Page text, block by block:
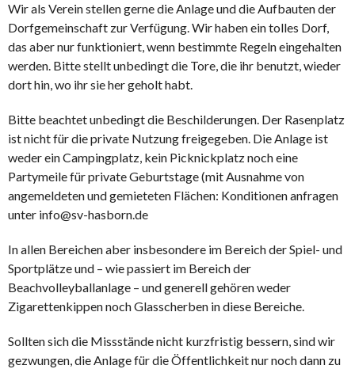
Wir als Verein stellen gerne die Anlage und die Aufbauten der
Dorfgemeinschaft zur Verfügung. Wir haben ein tolles Dorf,
das aber nur funktioniert, wenn bestimmte Regeln eingehalten
werden. Bitte stellt unbedingt die Tore, die ihr benutzt, wieder
dort hin, wo ihr sie her geholt habt.
Bitte beachtet unbedingt die Beschilderungen. Der Rasenplatz
ist nicht für die private Nutzung freigegeben. Die Anlage ist
weder ein Campingplatz, kein Picknickplatz noch eine
Partymeile für private Geburtstage (mit Ausnahme von
angemeldeten und gemieteten Flächen: Konditionen anfragen
unter info@sv-hasborn.de
In allen Bereichen aber insbesondere im Bereich der Spiel- und
Sportplätze und – wie passiert im Bereich der
Beachvolleyballanlage – und generell gehören weder
Zigarettenkippen noch Glasscherben in diese Bereiche.
Sollten sich die Missstände nicht kurzfristig bessern, sind wir
gezwungen, die Anlage für die Öffentlichkeit nur noch dann zu